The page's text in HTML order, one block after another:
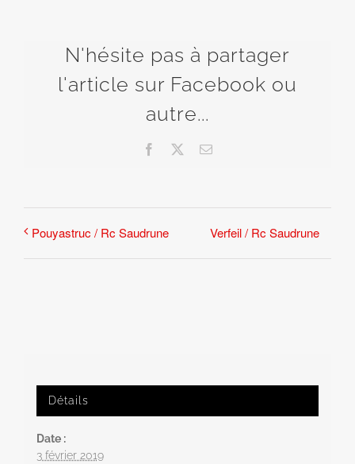
N'hésite pas à partager
l'article sur Facebook ou
autre...
Facebook Email
Pouyastruc / Rc Saudrune Verfeil / Rc Saudrune
Détails
Date :
3 février 2019